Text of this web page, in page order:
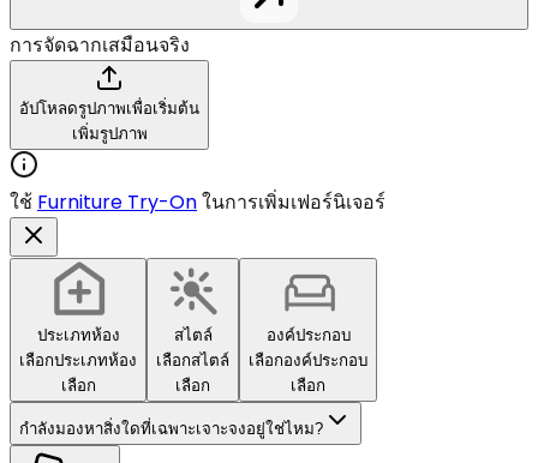
การจัดฉากเสมือนจริง
อัปโหลดรูปภาพเพื่อเริ่มต้น
เพิ่มรูปภาพ
ใช้ Furniture Try-Onในการเพิ่มเฟอร์นิเจอร์
ประเภทห้อง
เลือกประเภทห้อง
เลือก
สไตล์
เลือกสไตล์
เลือก
องค์ประกอบ
เลือกองค์ประกอบ
เลือก
กำลังมองหาสิ่งใดที่เฉพาะเจาะจงอยู่ใช่ไหม?